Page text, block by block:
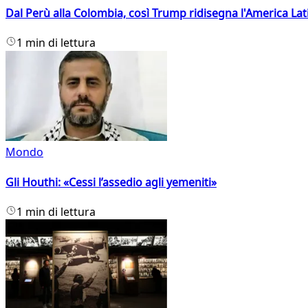
Dal Perù alla Colombia, così Trump ridisegna l'America
1 min di lettura
Mondo
Gli Houthi: «Cessi l’assedio agli yemeniti»
1 min di lettura